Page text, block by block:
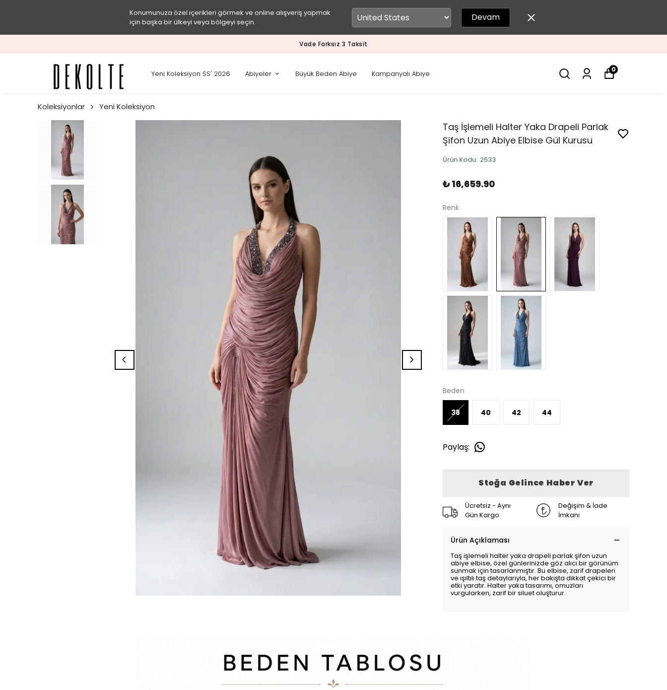
Konumunuza özel içerikleri görmek ve online alışveriş yapmak
için başka bir ülkeyi veya bölgeyi seçin.
Devam
Vade Farksız 3 Taksit
Yeni Koleksiyon SS' 2026 Abiyeler Büyük Beden Abiye Kampanyalı Abiye 0
Koleksiyonlar Yeni Koleksiyon
Taş İşlemeli Halter Yaka Drapeli Parlak
Şifon Uzun Abiye Elbise Gül Kurusu
Ürün Kodu: 2533
₺ 16,659.90
Renk
Beden
38 40 42 44
Paylaş:
Stoğa Gelince Haber Ver
Ücretsiz - Aynı
Gün Kargo
Değişim & İade
İmkanı
Ürün Açıklaması
Taş işlemeli halter yaka drapeli parlak şifon uzun
abiye elbise, özel günlerinizde göz alıcı bir görünüm
sunmak için tasarlanmıştır. Bu elbise, zarif drapeleri
ve ışıltılı taş detaylarıyla, her bakışta dikkat çekici bir
etki yaratır. Halter yaka tasarımı, omuzları
vurgularken, zarif bir siluet oluşturur.